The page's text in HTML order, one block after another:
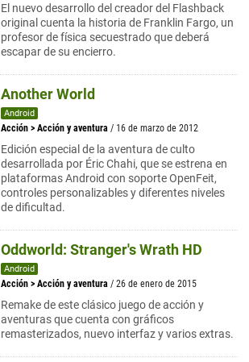
El nuevo desarrollo del creador del Flashback
original cuenta la historia de Franklin Fargo, un
profesor de física secuestrado que deberá
escapar de su encierro.
Another World
Android
Acción > Acción y aventura / 16 de marzo de 2012
Edición especial de la aventura de culto
desarrollada por Éric Chahi, que se estrena en
plataformas Android con soporte OpenFeit,
controles personalizables y diferentes niveles
de dificultad.
Oddworld: Stranger's Wrath HD
Android
Acción > Acción y aventura / 26 de enero de 2015
Remake de este clásico juego de acción y
aventuras que cuenta con gráficos
remasterizados, nuevo interfaz y varios extras.